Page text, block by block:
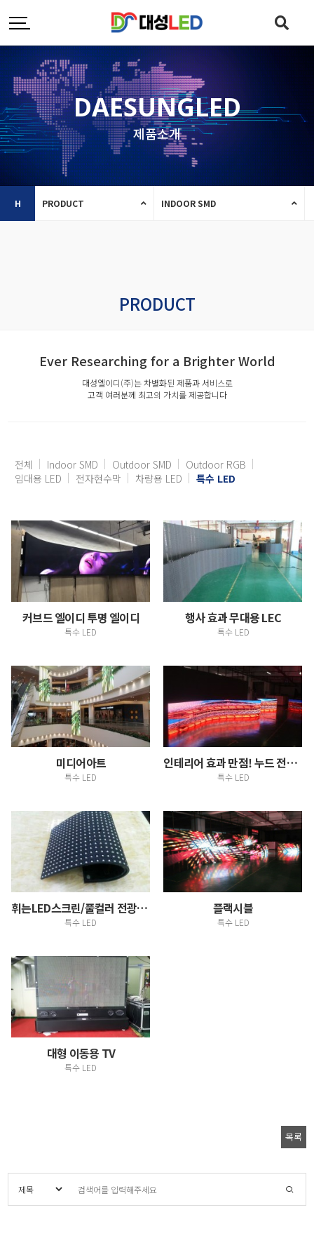
DAESUNGLED
제품소개
H PRODUCT INDOOR SMD
PRODUCT
Ever Researching for a Brighter World
대성엘이디(주)는 차별화된 제품과 서비스로
고객 여러분께 최고의 가치를 제공합니다
전체 Indoor SMD Outdoor SMD
Outdoor RGB
임대용 LED
전자현수막 차량용 LED 특수 LED
커브드 엘이디 투명 엘이디
특수 LED
행사 효과 무대용 LEC
특수 LED
미디어아트
특수 LED
인테리어 효과 만점! 누드 전광판,.F-led
특수 LED
휘는LED스크린/풀컬러 전광판이 대세
특수 LED
플랙시블
특수 LED
대형 이동용 TV
특수 LED
목록